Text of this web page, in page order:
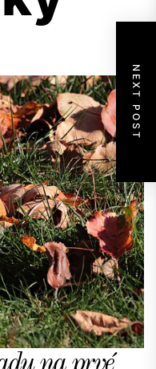
NEXT POST